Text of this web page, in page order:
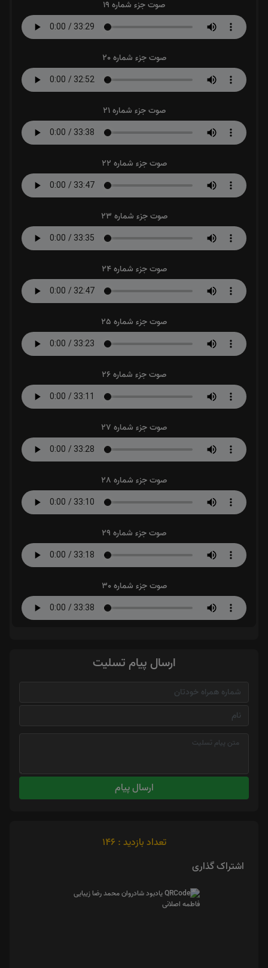
صوت جزء شماره 19
صوت جزء شماره 20
صوت جزء شماره 21
صوت جزء شماره 22
صوت جزء شماره 23
صوت جزء شماره 24
صوت جزء شماره 25
صوت جزء شماره 26
صوت جزء شماره 27
صوت جزء شماره 28
صوت جزء شماره 29
صوت جزء شماره 30
ارسال پیام تسلیت
ارسال پیام
تعداد بازدید : 146
اشتراک گذاری